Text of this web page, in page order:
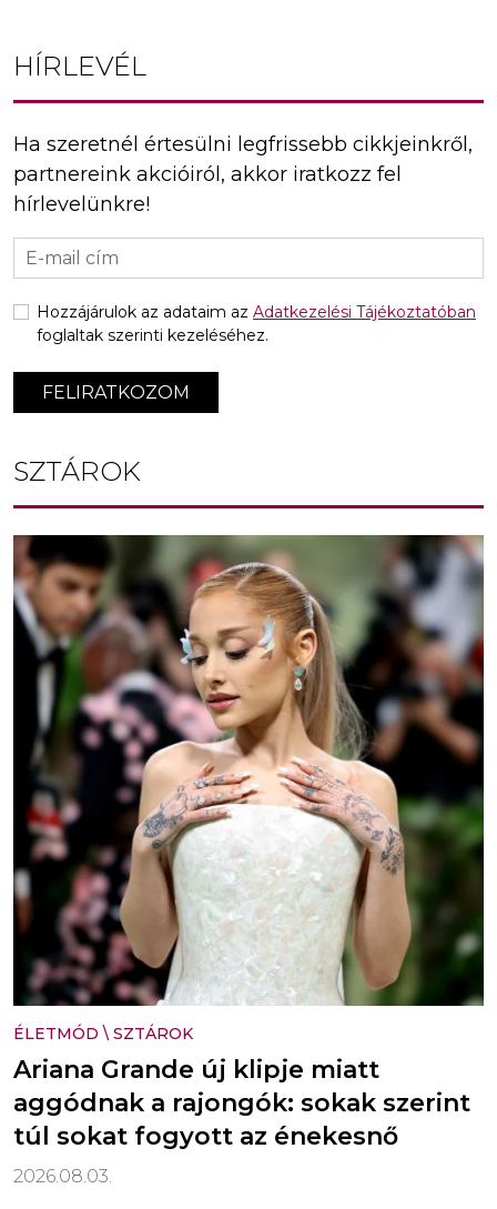
HÍRLEVÉL
Ha szeretnél értesülni legfrissebb cikkjeinkről,
partnereink akcióiról, akkor iratkozz fel
hírlevelünkre!
FELIRATKOZOM
Hozzájárulok az adataim az Adatkezelési Tájékoztatóban
foglaltak szerinti kezeléséhez.
SZTÁROK
ÉLETMÓD \ SZTÁROK
Ariana Grande új klipje miatt
aggódnak a rajongók: sokak szerint
túl sokat fogyott az énekesnő
2026.08.03.